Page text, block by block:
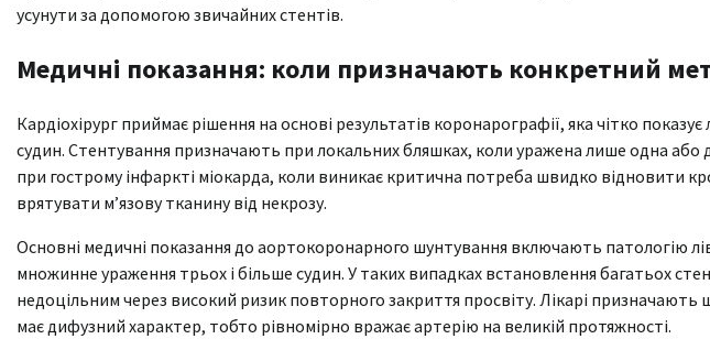
усунути за допомогою звичайних стентів.
Медичні показання: коли призначають конкретний
Кардіохірург приймає рішення на основі результатів коронарографії, яка чітко
судин. Стентування призначають при локальних бляшках, коли уражена лише одна або
при гострому інфаркті міокарда, коли виникає критична потреба швидко відновити
врятувати м’язову тканину від некрозу.
Основні медичні показання до аортокоронарного шунтування включають патологію
множинне ураження трьох і більше судин. У таких випадках встановлення багатьох
недоцільним через високий ризик повторного закриття просвіту. Лікарі призначають
має дифузний характер, тобто рівномірно вражає артерію на великій протяжності.